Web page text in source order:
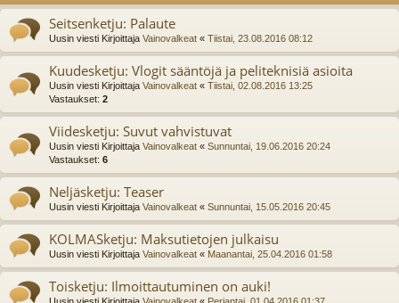
ee
t
Seitsenketju: Palaute
Uusin viesti Kirjoittaja Vainovalkeat « Tiistai, 23.08.2016 08:12
Kuudesketju: Vlogit sääntöjä ja peliteknisiä asioita
Uusin viesti Kirjoittaja Vainovalkeat « Tiistai, 02.08.2016 13:25
Vastaukset: 2
Viidesketju: Suvut vahvistuvat
Uusin viesti Kirjoittaja Vainovalkeat « Sunnuntai, 19.06.2016 20:24
Vastaukset: 6
Neljäsketju: Teaser
Uusin viesti Kirjoittaja Vainovalkeat « Sunnuntai, 15.05.2016 20:45
KOLMASketju: Maksutietojen julkaisu
Uusin viesti Kirjoittaja Vainovalkeat « Maanantai, 25.04.2016 01:58
Toisketju: Ilmoittautuminen on auki!
Uusin viesti Kirjoittaja Vainovalkeat « Perjantai, 01.04.2016 01:37